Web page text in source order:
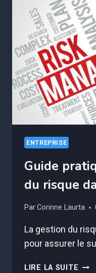
DE
LA
DES
ENTREPRISE
Guide
du risque
ParCorinne Laurta
La gestion du
pour assurer le
LIRE LA SUITE